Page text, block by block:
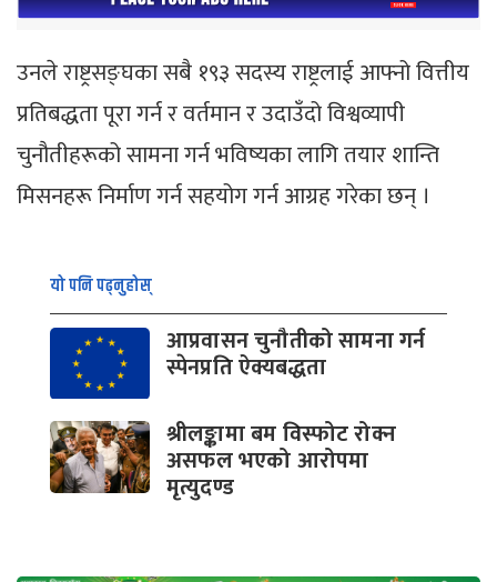
उनले राष्ट्रसङ्घका सबै १९३ सदस्य राष्ट्रलाई आफ्नो वित्तीय
प्रतिबद्धता पूरा गर्न र वर्तमान र उदाउँदो विश्वव्यापी
चुनौतीहरूको सामना गर्न भविष्यका लागि तयार शान्ति
मिसनहरू निर्माण गर्न सहयोग गर्न आग्रह गरेका छन् ।
यो पनि पढ्नुहोस्
आप्रवासन चुनौतीको सामना गर्न
स्पेनप्रति ऐक्यबद्धता
श्रीलङ्कामा बम विस्फोट रोक्न
असफल भएको आरोपमा
मृत्युदण्ड